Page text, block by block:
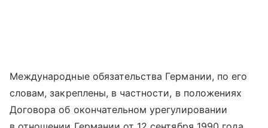
Международные обязательства Германии, по его
словам, закреплены, в частности, в положениях
Договора об окончательном урегулировании